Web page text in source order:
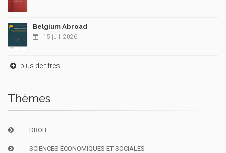
Belgium Abroad
15 juil. 2026
plus de titres
Thèmes
DROIT
SCIENCES ÉCONOMIQUES ET SOCIALES